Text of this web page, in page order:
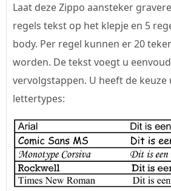
Laat deze Zippo aansteker
regels tekst op het klepje en 5
body. Per regel kunnen er 20
worden. De tekst voegt u
vervolgstappen. U heeft de keuze
lettertypes: